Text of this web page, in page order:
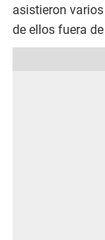
asistieron
de ellos fuera